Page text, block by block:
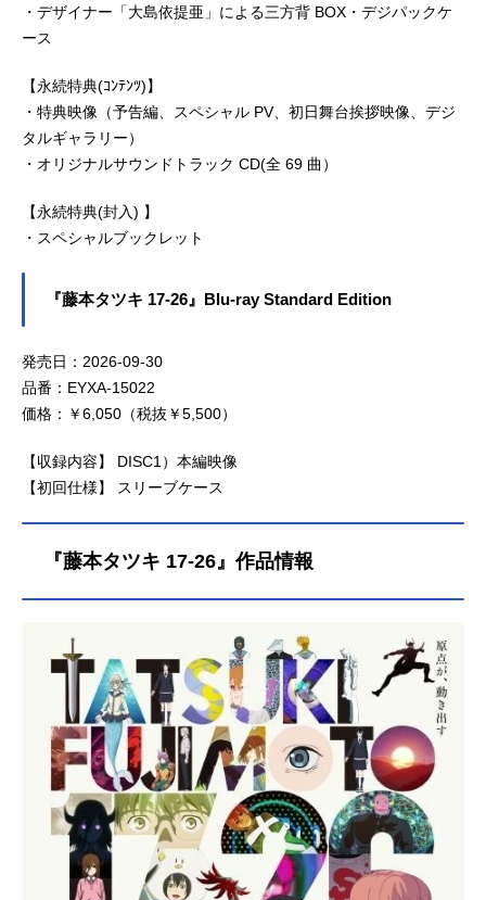
・デザイナー「大島依提亜」による三方背 BOX・デジパックケ
ース
【永続特典(ｺﾝﾃﾝﾂ)】
・特典映像（予告編、スペシャル PV、初日舞台挨拶映像、デジ
タルギャラリー）
・オリジナルサウンドトラック CD(全 69 曲）
【永続特典(封入) 】
・スペシャルブックレット
『藤本タツキ 17-26』Blu-ray Standard Edition
発売日：2026-09-30
品番：EYXA-15022
価格：￥6,050（税抜￥5,500）
【収録内容】 DISC1）本編映像
【初回仕様】 スリーブケース
『藤本タツキ 17-26』作品情報